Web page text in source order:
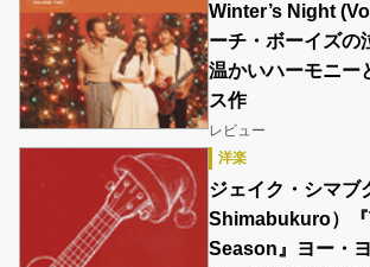
Winter’s Night
ーチ・ボーイズ
温かいハーモニー
ス作
レビュー
洋楽
ジェイク・シマブ
Shimabukuro）
Season』ヨー・